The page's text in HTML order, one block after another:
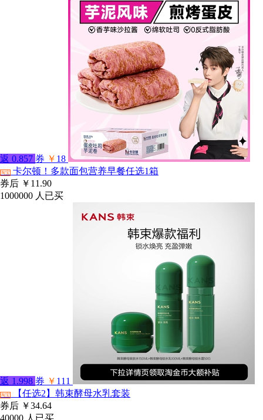
返 0.857 券 ￥ 18
淘宝 卡尔顿！多款面包营养早餐任选1箱
券后 ￥11.90
1000000 人已买
返 1.998 券 ￥ 111
淘宝
【任选2】韩束酵母水乳套装
券后 ￥34.64
40000 人已买